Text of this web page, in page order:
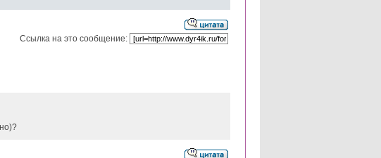
Ссылка на это сообщение: